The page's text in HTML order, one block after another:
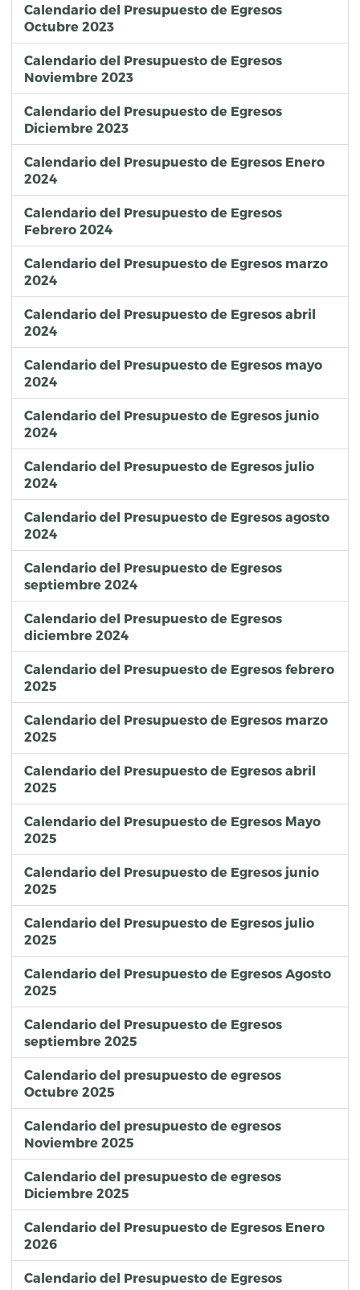
Calendario del Presupuesto de Egresos
Octubre 2023
Calendario del Presupuesto de Egresos
Noviembre 2023
Calendario del Presupuesto de Egresos
Diciembre 2023
Calendario del Presupuesto de Egresos Enero
2024
Calendario del Presupuesto de Egresos
Febrero 2024
Calendario del Presupuesto de Egresos marzo
2024
Calendario del Presupuesto de Egresos abril
2024
Calendario del Presupuesto de Egresos mayo
2024
Calendario del Presupuesto de Egresos junio
2024
Calendario del Presupuesto de Egresos julio
2024
Calendario del Presupuesto de Egresos agosto
2024
Calendario del Presupuesto de Egresos
septiembre 2024
Calendario del Presupuesto de Egresos
diciembre 2024
Calendario del Presupuesto de Egresos febrero
2025
Calendario del Presupuesto de Egresos marzo
2025
Calendario del Presupuesto de Egresos abril
2025
Calendario del Presupuesto de Egresos Mayo
2025
Calendario del Presupuesto de Egresos junio
2025
Calendario del Presupuesto de Egresos julio
2025
Calendario del Presupuesto de Egresos Agosto
2025
Calendario del Presupuesto de Egresos
septiembre 2025
Calendario del presupuesto de egresos
Octubre 2025
Calendario del presupuesto de egresos
Noviembre 2025
Calendario del presupuesto de egresos
Diciembre 2025
Calendario del Presupuesto de Egresos Enero
2026
Calendario del Presupuesto de Egresos